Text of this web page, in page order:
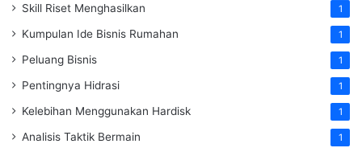
Skill Riset Menghasilkan 1
Kumpulan Ide Bisnis Rumahan 1
Peluang Bisnis 1
Pentingnya Hidrasi 1
Kelebihan Menggunakan Hardisk 1
Analisis Taktik Bermain 1